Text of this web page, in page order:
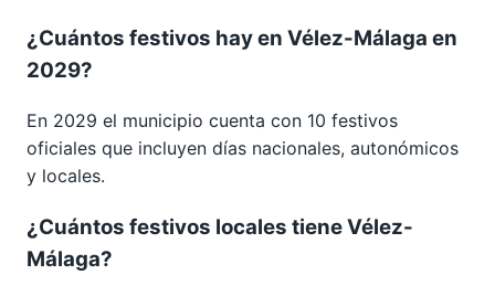
¿Cuántos festivos hay en Vélez-Málaga en
2029?
En 2029 el municipio cuenta con 10 festivos
oficiales que incluyen días nacionales, autonómicos
y locales.
¿Cuántos festivos locales tiene Vélez-
Málaga?